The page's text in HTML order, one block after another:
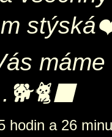
hodin a 26